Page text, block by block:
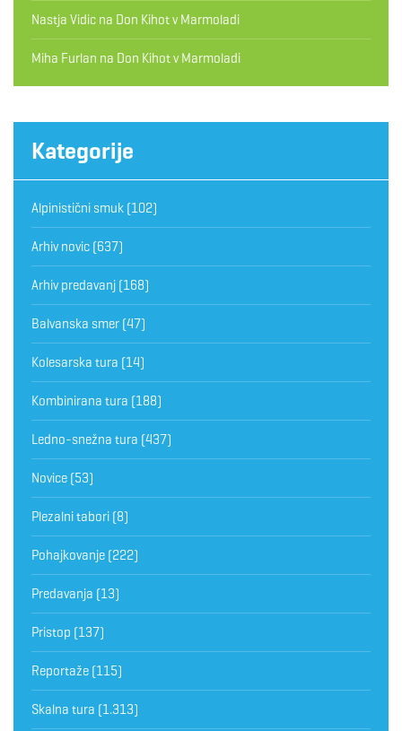
Nastja Vidic na Don Kihot v Marmoladi
Miha Furlan na Don Kihot v Marmoladi
Kategorije
Alpinistični smuk (102)
Arhiv novic (637)
Arhiv predavanj (168)
Balvanska smer (47)
Kolesarska tura (14)
Kombinirana tura (188)
Ledno-snežna tura (437)
Novice (53)
Plezalni tabori (8)
Pohajkovanje (222)
Predavanja (13)
Pristop (137)
Reportaže (115)
Skalna tura (1.313)